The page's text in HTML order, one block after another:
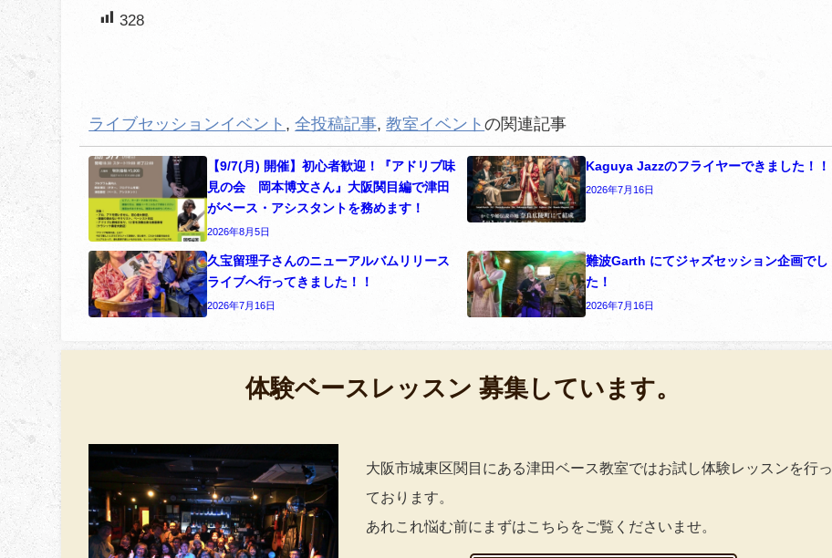
328
ライブセッションイベント ,全投稿記事,教室イベントの関連記事
【9/7(月) 開催】初心者歓迎！『アドリブ味
見の会 岡本博文さん』大阪関目編で津田
がベース・アシスタントを務めます！
2026年8月5日
Kaguya Jazzのフライヤーできました！！
2026年7月16日
久宝留理子さんのニューアルバムリリース
ライブへ行ってきました！！
2026年7月16日
難波Garth にてジャズセッション企画でし
た！
2026年7月16日
体験ベースレッスン 募集しています。
大阪市城東区関目にある津田ベース教室ではお試し体験レッスンを行っ
ております。
あれこれ悩む前にまずはこちらをご覧くださいませ。